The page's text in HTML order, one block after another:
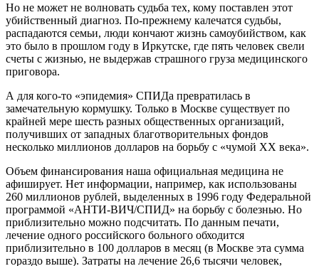
Но не может не волновать судьба тех, кому поставлен этот
убийственный диагноз. По-прежнему калечатся судьбы,
распадаются семьи, люди кончают жизнь самоубийством, как
это было в прошлом году в Иркутске, где пять человек свели
счеты с жизнью, не выдержав страшного груза медицинского
приговора.
А для кого-то «эпидемия» СПИДа превратилась в
замечательную кормушку. Только в Москве существует по
крайней мере шесть разных общественных организаций,
получивших от западных благотворительных фондов
несколько миллионов долларов на борьбу с «чумой ХХ века».
Объем финансирования наша официальная медицина не
афиширует. Нет информации, например, как использованы
260 миллионов рублей, выделенных в 1996 году Федеральной
программой «АНТИ-ВИЧ/СПИД» на борьбу с болезнью. Но
приблизительно можно подсчитать. По данным печати,
лечение одного российского больного обходится
приблизительно в 100 долларов в месяц (в Москве эта сумма
гораздо выше). Затраты на лечение 26,6 тысячи человек,